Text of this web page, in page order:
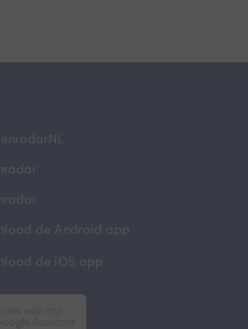
de Android app
de iOS app